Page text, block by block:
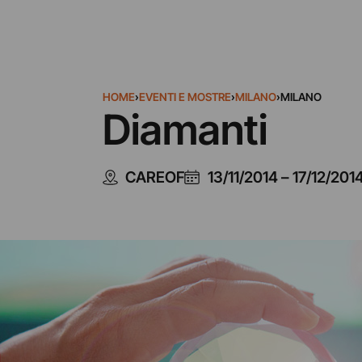
HOME›EVENTI E MOSTRE›MILANO›MILANO
Diamanti
CAREOF 13/11/2014–17/12/